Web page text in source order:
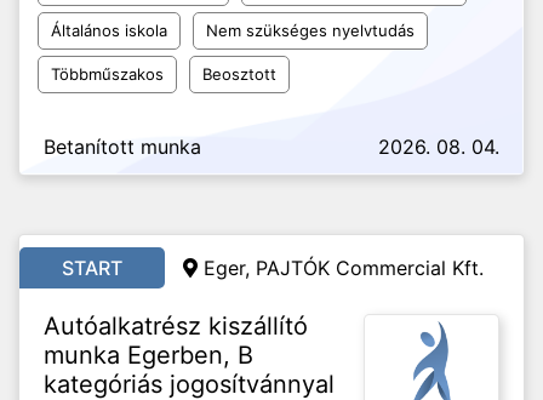
Általános iskola Nem szükséges nyelvtudás
Többműszakos Beosztott
Betanított munka 2026. 08. 04.
START Eger, PAJTÓK Commercial Kft.
Autóalkatrész kiszállító
munka Egerben, B
kategóriás jogosítvánnyal